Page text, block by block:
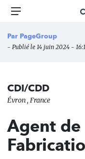
Aller
principal
Menu
Par PageGroup
- Publié le 14 juin 2024 -
CDI/CDD
Évron , France
Agent